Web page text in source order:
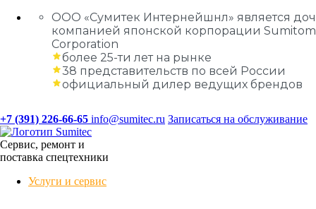
ООО «Сумитек Интернейшнл» является
компанией японской корпорации
Corporation
более 25-ти лет на рынке
38 представительств по всей России
официальный дилер ведущих брендов
+7 (391) 226-66-65 info@sumitec.ru Записаться на обслуживание
Сервис, ремонт и
поставка спецтехники
Услуги и сервис